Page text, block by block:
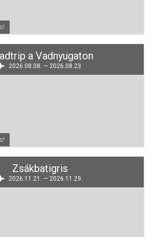
a Vadnyugaton
2026.08.08. — 2026.08.23.
Zsákbatigris
2026.11.21. — 2026.11.29.